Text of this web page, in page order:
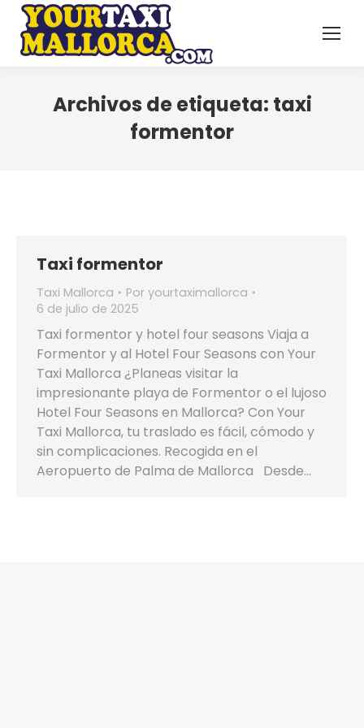
Archivos de etiqueta: taxi
formentor
Taxi formentor
Taxi Mallorca Por yourtaximallorca
6 de julio de 2025
Taxi formentor y hotel four seasons Viaja a
Formentor y al Hotel Four Seasons con Your
Taxi Mallorca ¿Planeas visitar la
impresionante playa de Formentor o el lujoso
Hotel Four Seasons en Mallorca? Con Your
Taxi Mallorca, tu traslado es fácil, cómodo y
sin complicaciones. Recogida en el
Aeropuerto de Palma de Mallorca Desde…